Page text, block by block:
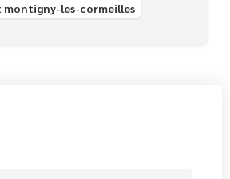
montigny-les-cormeilles